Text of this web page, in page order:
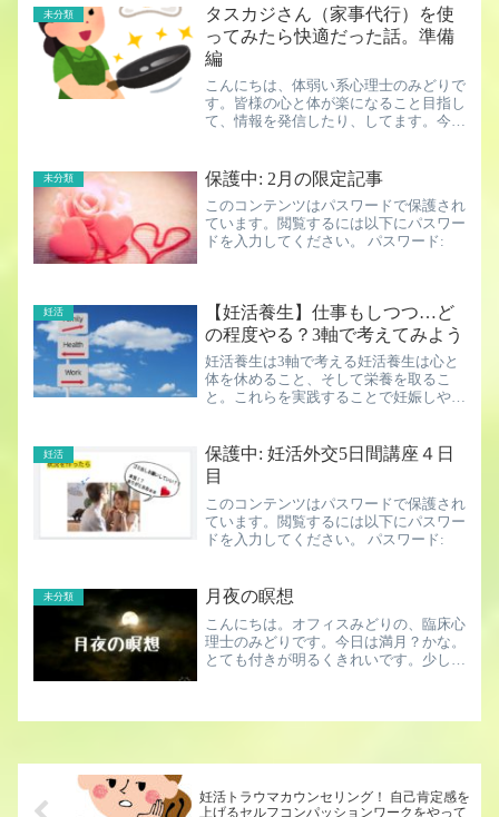
ん。結論から言いますと、引き寄せの法
則でお金がうまく入ってくる...
未分類
タスカジさん（家事代行）を使
ってみたら快適だった話。準備
編
こんにちは、体弱い系心理士のみどりで
す。皆様の心と体が楽になること目指し
て、情報を発信したり、してます。今回
事代行って実際にどうなの？って話。使
ってみたのでリポートしま...
未分類 保護中: 2月の限定記事
このコンテンツはパスワードで保護され
ています。閲覧するには以下にパスワー
ドを入力してください。 パスワード:
妊活
【妊活養生】仕事もしつつ…ど
の程度やる？3軸で考えてみよう
妊活養生は3軸で考える妊活養生は心と
体を休めること、そして栄養を取るこ
と。これらを実践することで妊娠しやす
いは、やめずに全く養生しない？という
極端な二択の選択ではなくて...
妊活
保護中: 妊活外交5日間講座４日
目
このコンテンツはパスワードで保護され
ています。閲覧するには以下にパスワー
ドを入力してください。 パスワード:
未分類 月夜の瞑想
こんにちは。オフィスみどりの、臨床心
理士のみどりです。今日は満月？かな。
とても付きが明るくきれいです。少し月
妊活トラウマカウンセリング！ 自己肯定感を
上げるセルフコンパッションワークをやって